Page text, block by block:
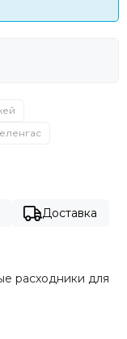
Доставка
расходники для